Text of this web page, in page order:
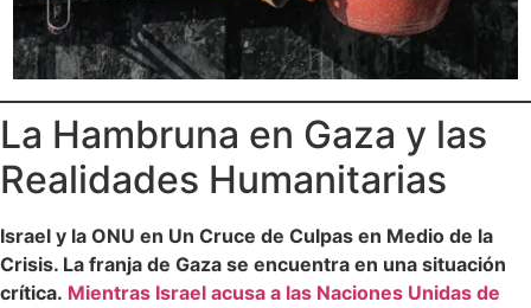
La Hambruna en Gaza y las
Realidades Humanitarias
Israel y la ONU en Un Cruce de Culpas en Medio de la
Crisis. La franja de Gaza se encuentra en una situación
crítica. Mientras Israel acusa a las Naciones Unidas de